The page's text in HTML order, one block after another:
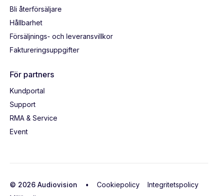
Bli återförsäljare
Hållbarhet
Försäljnings- och leveransvillkor
Faktureringsuppgifter
För partners
Kundportal
Support
RMA & Service
Event
© 2026 Audiovision • Cookiepolicy
Integritetspolicy